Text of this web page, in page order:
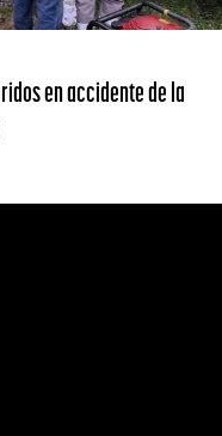
en accidente de la